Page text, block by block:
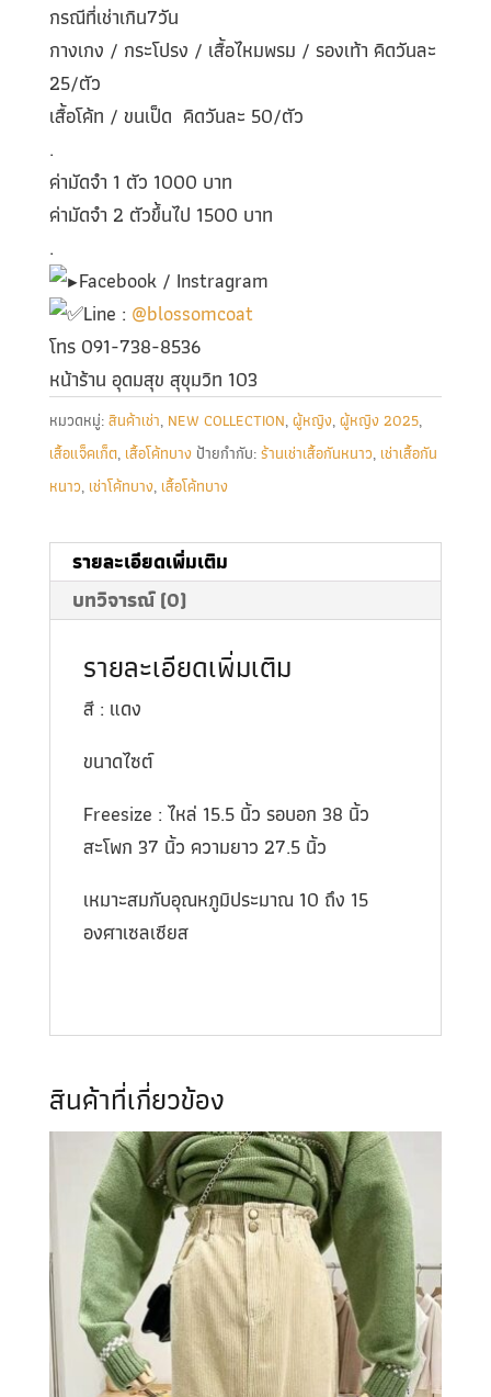
กรณีที่เช่าเกิน7วัน
กางเกง / กระโปรง / เสื้อไหมพรม / รองเท้า คิดวันละ
25/ตัว
เสื้อโค้ท / ขนเป็ด คิดวันละ 50/ตัว
.
ค่ามัดจำ 1 ตัว 1000 บาท
ค่ามัดจำ 2 ตัวขึ้นไป 1500 บาท
.
Facebook / Instragram
Line : @blossomcoat
โทร 091-738-8536
หน้าร้าน อุดมสุข สุขุมวิท 103
หมวดหมู่:สินค้าเช่า, NEW COLLECTION,ผู้หญิง,ผู้หญิง 2025,
เสื้อแจ็คเก็ต, เสื้อโค้ทบาง ป้ายกำกับ:ร้านเช่าเสื้อกันหนาว, เช่าเสื้อกัน
หนาว, เช่าโค้ทบาง, เสื้อโค้ทบาง
รายละเอียดเพิ่มเติม
บทวิจารณ์ (0)
รายละเอียดเพิ่มเติม
สี : แดง
ขนาดไซต์
Freesize : ไหล่ 15.5 นิ้ว รอบอก 38 นิ้ว
สะโพก 37 นิ้ว ความยาว 27.5 นิ้ว
เหมาะสมกับอุณหภูมิประมาณ 10 ถึง 15
องศาเซลเซียส
สินค้าที่เกี่ยวข้อง